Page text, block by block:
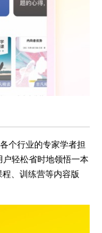
个行业的专家学者担
轻松省时地领悟一本
、训练营等内容版